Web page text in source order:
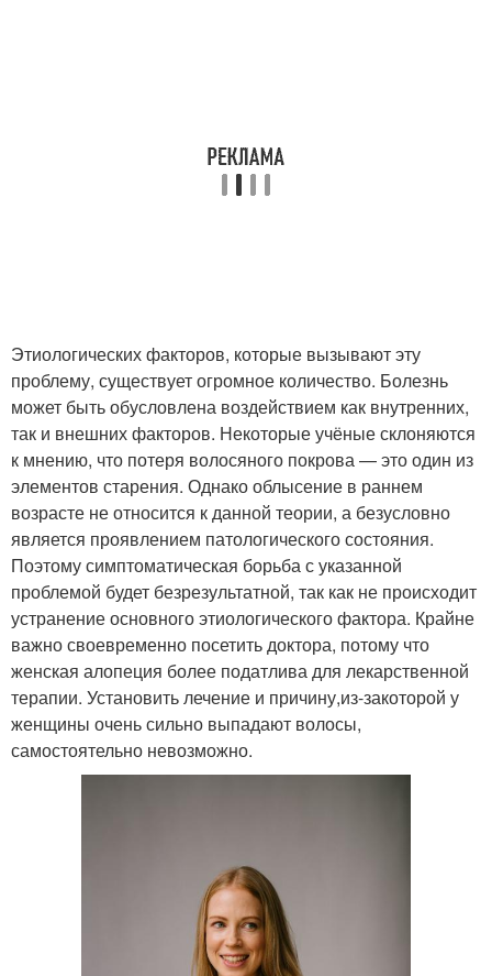
Этиологических факторов, которые вызывают эту
проблему, существует огромное количество. Болезнь
может быть обусловлена воздействием как внутренних,
так и внешних факторов. Некоторые учёные склоняются
к мнению, что потеря волосяного покрова — это один из
элементов старения. Однако облысение в раннем
возрасте не относится к данной теории, а безусловно
является проявлением патологического состояния.
Поэтому симптоматическая борьба с указанной
проблемой будет безрезультатной, так как не происходит
устранение основного этиологического фактора. Крайне
важно своевременно посетить доктора, потому что
женская алопеция более податлива для лекарственной
терапии. Установить лечение и причину,из-закоторой у
женщины очень сильно выпадают волосы,
самостоятельно невозможно.